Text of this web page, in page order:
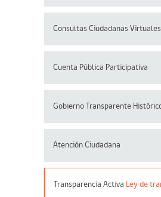
Consultas Ciudadanas Virtuales
Cuenta Pública Participativa
Gobierno Transparente
Atención Ciudadana
Transparencia Activa Ley de